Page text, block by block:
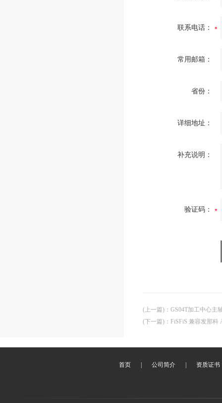
联系电话：
常用邮箱：
省份：
详细地址：
补充说明：
验证码：
(上一篇) ： GS04T加工中心主
(下一篇) ： FiSFiS 兼容发那科
首页 公司简介 资质证书